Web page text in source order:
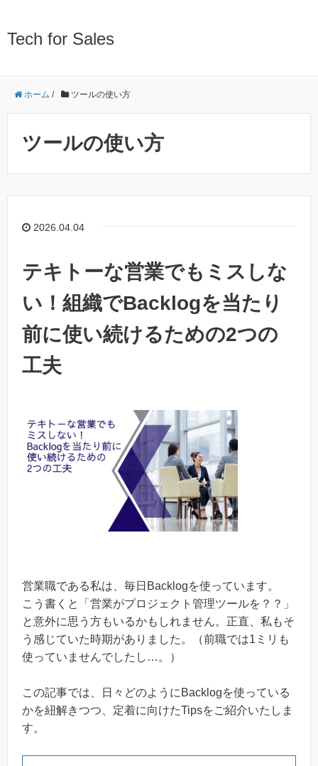
Tech for Sales
ホーム / ツールの使い方
ツールの使い方
2026.04.04
テキトーな営業でもミスしな
い！組織でBacklogを当たり
前に使い続けるための2つの
工夫
営業職である私は、毎日Backlogを使っています。
こう書くと「営業がプロジェクト管理ツールを？？」
と意外に思う方もいるかもしれません。正直、私もそ
う感じていた時期がありました。（前職では1ミリも
使っていませんでしたし…。）
この記事では、日々どのようにBacklogを使っている
かを紐解きつつ、定着に向けたTipsをご紹介いたしま
す。